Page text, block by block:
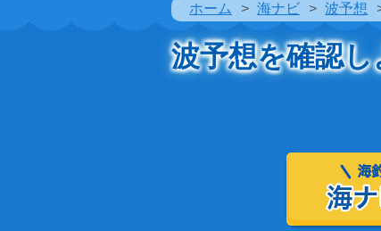
ホーム 海ナビ 波予想
波予想を確認し